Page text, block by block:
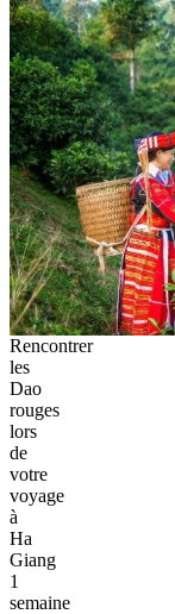
Rencontrer
les
Dao
rouges
lors
de
votre
voyage
à
Ha
Giang
1
semaine